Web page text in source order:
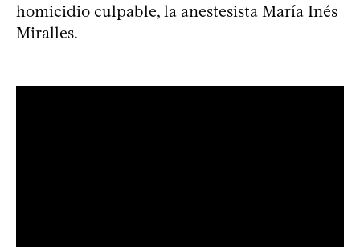
homicidio culpable, la anestesista María Inés
Miralles.